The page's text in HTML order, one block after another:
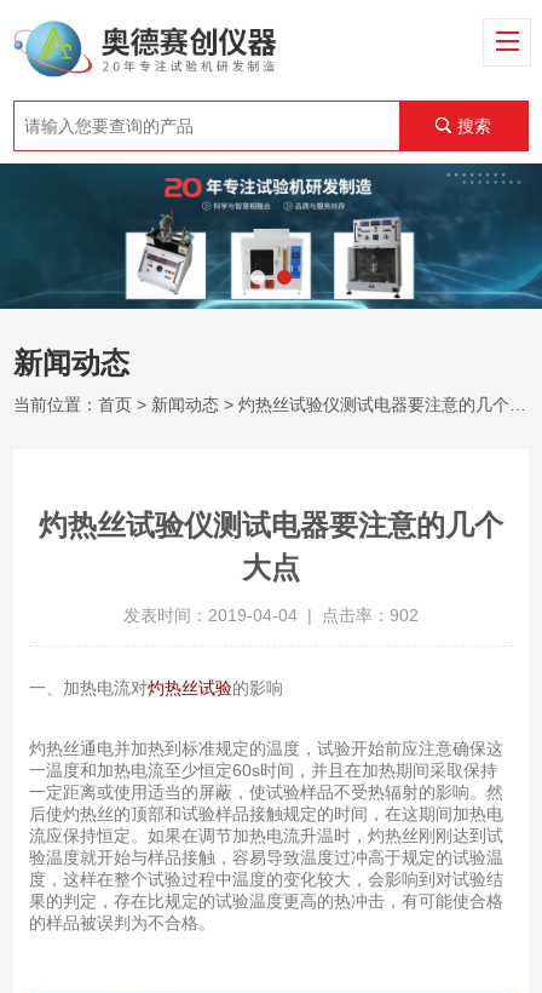
搜索
新闻动态
当前位置：首页 > 新闻动态 > 灼热丝试验仪测试电器要注意的几个大点
灼热丝试验仪测试电器要注意的几个
大点
发表时间：2019-04-04 | 点击率：902
一、加热电流对灼热丝试验的影响
灼热丝通电并加热到标准规定的温度，试验开始前应注意确保这
一温度和加热电流至少恒定60s时间，并且在加热期间采取保持
一定距离或使用适当的屏蔽，使试验样品不受热辐射的影响。然
后使灼热丝的顶部和试验样品接触规定的时间，在这期间加热电
流应保持恒定。如果在调节加热电流升温时，灼热丝刚刚达到试
验温度就开始与样品接触，容易导致温度过冲高于规定的试验温
度，这样在整个试验过程中温度的变化较大，会影响到对试验结
果的判定，存在比规定的试验温度更高的热冲击，有可能使合格
的样品被误判为不合格。